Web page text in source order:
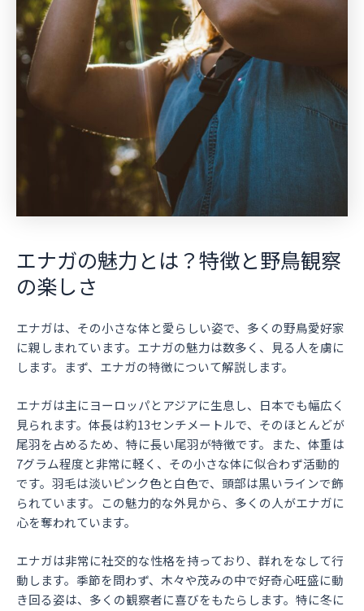
エナガの魅力とは？特徴と野鳥観察
の楽しさ
エナガは、その小さな体と愛らしい姿で、多くの野鳥愛好家
に親しまれています。エナガの魅力は数多く、見る人を虜に
します。まず、エナガの特徴について解説します。
エナガは主にヨーロッパとアジアに生息し、日本でも幅広く
見られます。体長は約13センチメートルで、そのほとんどが
尾羽を占めるため、特に長い尾羽が特徴です。また、体重は
7グラム程度と非常に軽く、その小さな体に似合わず活動的
です。羽毛は淡いピンク色と白色で、頭部は黒いラインで飾
られています。この魅力的な外見から、多くの人がエナガに
心を奪われています。
エナガは非常に社交的な性格を持っており、群れをなして行
動します。季節を問わず、木々や茂みの中で好奇心旺盛に動
き回る姿は、多くの観察者に喜びをもたらします。特に冬に